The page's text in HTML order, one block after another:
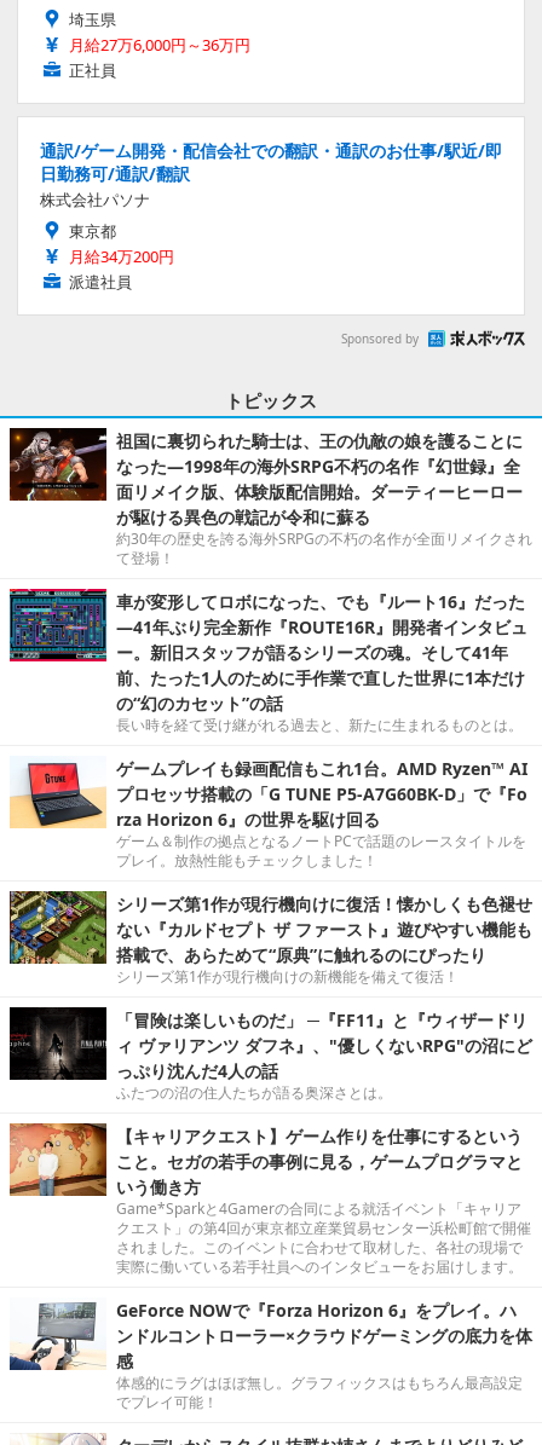
埼玉県
月給27万6,000円～36万円
正社員
通訳/ゲーム開発・配信会社での翻訳・通訳のお仕事/駅近/即
日勤務可/通訳/翻訳
株式会社パソナ
東京都
月給34万200円
派遣社員
Sponsored by
トピックス
祖国に裏切られた騎士は、王の仇敵の娘を護ることに
なった―1998年の海外SRPG不朽の名作『幻世録』全
面リメイク版、体験版配信開始。ダーティーヒーロー
が駆ける異色の戦記が令和に蘇る
約30年の歴史を誇る海外SRPGの不朽の名作が全面リメイクされ
て登場！
車が変形してロボになった、でも『ルート16』だった
―41年ぶり完全新作『ROUTE16R』開発者インタビュ
ー。新旧スタッフが語るシリーズの魂。そして41年
前、たった1人のために手作業で直した世界に1本だけ
の“幻のカセット”の話
長い時を経て受け継がれる過去と、新たに生まれるものとは。
ゲームプレイも録画配信もこれ1台。AMD Ryzen™ AI
プロセッサ搭載の「G TUNE P5-A7G60BK-D」で『Fo
rza Horizon 6』の世界を駆け回る
ゲーム＆制作の拠点となるノートPCで話題のレースタイトルを
プレイ。放熱性能もチェックしました！
シリーズ第1作が現行機向けに復活！懐かしくも色褪せ
ない『カルドセプト ザ ファースト』遊びやすい機能も
搭載で、あらためて“原典”に触れるのにぴったり
シリーズ第1作が現行機向けの新機能を備えて復活！
「冒険は楽しいものだ」 ─『FF11』と『ウィザードリ
ィ ヴァリアンツ ダフネ』、"優しくないRPG"の沼にど
っぷり沈んだ4人の話
ふたつの沼の住人たちが語る奥深さとは。
【キャリアクエスト】ゲーム作りを仕事にするという
こと。セガの若手の事例に見る，ゲームプログラマと
いう働き方
Game*Sparkと4Gamerの合同による就活イベント「キャリア
クエスト」の第4回が東京都立産業貿易センター浜松町館で開催
されました。このイベントに合わせて取材した、各社の現場で
実際に働いている若手社員へのインタビューをお届けします。
GeForce NOWで『Forza Horizon 6』をプレイ。ハ
ンドルコントローラー×クラウドゲーミングの底力を体
感
体感的にラグはほぼ無し。グラフィックスはもちろん最高設定
でプレイ可能！